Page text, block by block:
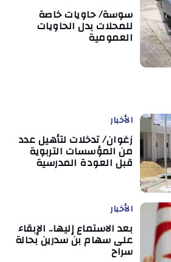
سوسة/ حاويات خاصة
للمحلات بدل الحاويات
العمومية
الأخبار
زغوان/ تدخلات لتأهيل عدد
من المؤسسات التربوية
قبل العودة المدرسية
الأخبار
بعد الاستماع إليها.. الإبقاء
على سهام بن سدرين بحالة
سراح